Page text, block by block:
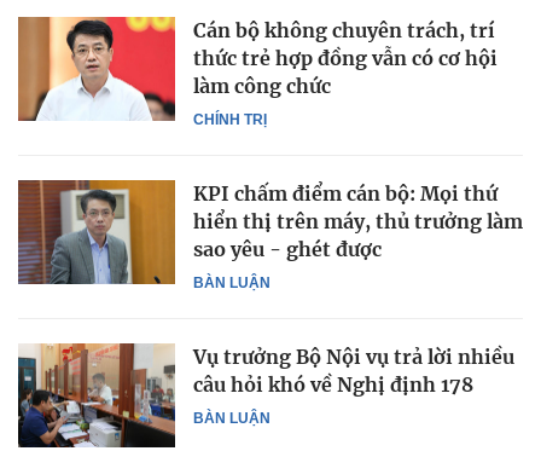
CHÍNH TRỊ
Cán bộ không chuyên trách, trí
thức trẻ hợp đồng vẫn có cơ hội
làm công chức
BÀN LUẬN
KPI chấm điểm cán bộ: Mọi thứ
hiển thị trên máy, thủ trưởng làm
sao yêu - ghét được
BÀN LUẬN
Vụ trưởng Bộ Nội vụ trả lời nhiều
câu hỏi khó về Nghị định 178